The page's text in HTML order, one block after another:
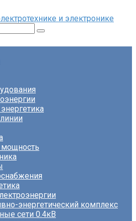
мощность
энергетический комплекс
сети 0.4кВ